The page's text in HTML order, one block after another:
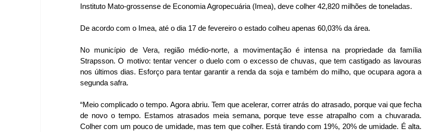
Instituto Mato-grossense de Economia Agropecuária (Imea), deve colher 42,820 milhões de toneladas.
De acordo com o Imea, até o dia 17 de fevereiro o estado colheu apenas 60,03% da área.
No município de Vera, região médio-norte, a movimentação é intensa na propriedade da família
Strapsson. O motivo: tentar vencer o duelo com o excesso de chuvas, que tem castigado as lavouras
nos últimos dias. Esforço para tentar garantir a renda da soja e também do milho, que ocupara agora a
segunda safra.
“Meio complicado o tempo. Agora abriu. Tem que acelerar, correr atrás do atrasado, porque vai que fecha
de novo o tempo. Estamos atrasados meia semana, porque teve esse atrapalho com a chuvarada.
Colher com um pouco de umidade, mas tem que colher. Está tirando com 19%, 20% de umidade. É alta.